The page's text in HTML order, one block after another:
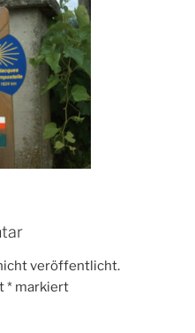
veröffentlicht.
* markiert